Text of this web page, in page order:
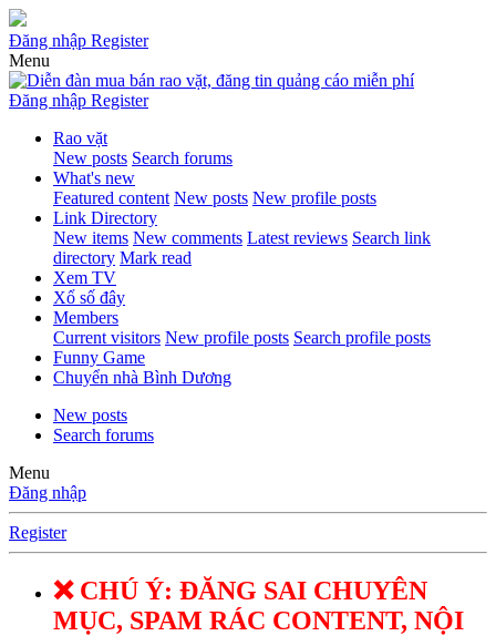
Đăng nhập Register
Menu
Đăng nhập Register
Rao vặt
New posts Search forums
What's new
Featured content New posts New profile posts
Link Directory
New items New comments Latest reviews Search link
directory Mark read
Xem TV
Xổ số đây
Members
Current visitors New profile posts Search profile posts
Funny Game
Chuyển nhà Bình Dương
New posts
Search forums
Menu
Đăng nhập
Register
❌ CHÚ Ý: ĐĂNG SAI CHUYÊN
MỤC, SPAM RÁC CONTENT, NỘI